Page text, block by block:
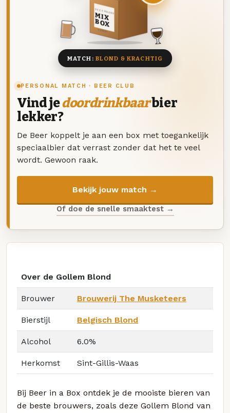
PERSONAL MATCH · BEER CLUB
Vind jedoordrinkbaarbier
lekker?
De Beer koppelt je aan een box met toegankelijk
speciaalbier dat verrast zonder dat het te veel
wordt. Gewoon raak.
Bekijk jouw match →
Of doe de snelle smaaktest →
DEZE MAAND
MIX
BOX
8 BIEREN
MATCH: BLOND & KRACHTIG
Over de Gollem Blond
Brouwer Brouwerij The Musketeers
Bierstijl Belgisch Blond
Alcohol 6.0%
Herkomst Sint-Gillis-Waas
Bij Beer in a Box ontdek je de mooiste bieren van
de beste brouwers, zoals deze Gollem Blond van